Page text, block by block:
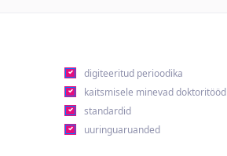
digiteeritud perioodika
kaitsmisele minevad doktoritööd
standardid
uuringuaruanded